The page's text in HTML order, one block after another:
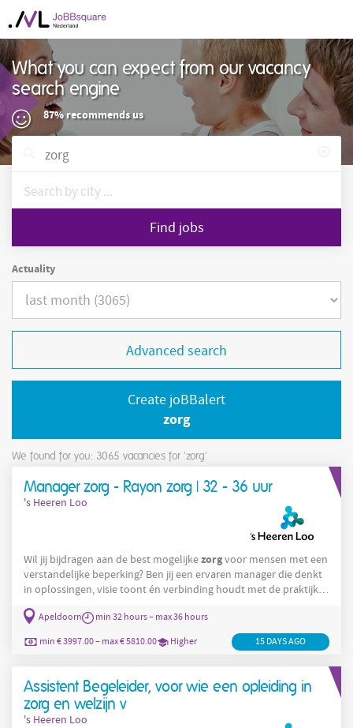
What you can expect from our vacancy
search engine
87% recommends us
Find jobs
Actuality
Advanced search
Create joBBalert
zorg
We found for you: 3065 vacancies for 'zorg'
Manager zorg - Rayon zorg | 32 - 36 uur
's Heeren Loo
Wil jij bijdragen aan de best mogelijkezorgvoor mensen met een
verstandelijke beperking? Ben jij een ervaren manager die denkt
in oplossingen, visie toont én verbinding houdt met de praktijk?
Dan nodigen we je van harte uit om jouw mogelijkheden te
ontdekken als ManagerZorgbinnen Rayon
Apeldoorn. Waarom deze baan bij jou past? Als manager binnen
Rayon
geef je leiding aan teams die cliënten ondersteunen
Apeldoorn min 32 hours – max 36 hours
min € 3997.00 – max € 5810.00 Higher 15 DAYS AGO
Assistent Begeleider, voor wie een opleiding in
zorg en welzijn v
's Heeren Loo